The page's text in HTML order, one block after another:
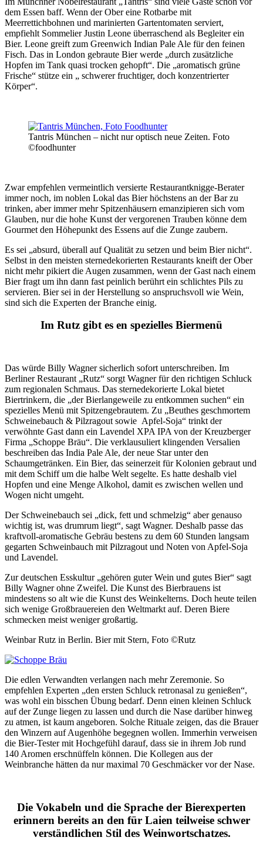
dem Essen baff. Wenn der Ober eine Rotbarbe mit
Meerrettichbohnen und marinierten Gartentomaten serviert,
empfiehlt Sommelier Justin Leone überraschend als Begleiter ein
Bier. Leone greift zum Greenwich Indian Pale Ale für den feinen
Fisch. Das in London gebraute Bier werde „durch zusätzliche
Hopfen im Tank quasi trocken gehopft“. Die „aromatisch grüne
Frische“ stütze ein „ schwerer fruchtiger, doch konzentrierter
Körper“.
Tantris München – nicht nur optisch neue Zeiten. Foto
©foodhunter
Zwar empfehlen vermeintlich versierte Restaurantknigge-Berater
immer noch, im noblen Lokal das Bier höchstens an der Bar zu
trinken, aber immer mehr Spitzenhäusern emanzipieren sich vom
Glauben, nur die hohe Kunst der vergorenen Trauben könne dem
Gourmet den Höhepunkt des Essens auf die Zunge zaubern.
Es sei „absurd, überall auf Qualität zu setzen und beim Bier nicht“.
Selbst in den meisten sternedekorierten Restaurants kneift der Ober
nicht mehr pikiert die Augen zusammen, wenn der Gast nach einem
Bier fragt um ihn dann fast peinlich berührt ein schlichtes Pils zu
servieren. Bier sei in der Herstellung so anspruchsvoll wie Wein,
sind sich die Experten der Branche einig.
Im Rutz gibt es en spezielles Biermenü
Das würde Billy Wagner sicherlich sofort unterschreiben. Im
Berliner Restaurant „Rutz“ sorgt Wagner für den richtigen Schluck
zum regionalen Schmaus. Das sternedekorierte Lokal bietet
Biertrinkern, die „der Bierlangeweile zu entkommen suchen“ ein
spezielles Menü mit Spitzengebrautem. Zu „Beuthes geschmortem
Schweinebauch & Pilzragout sowie Apfel-Soja“ trinkt der
verwöhnte Gast dann ein Lavendel XPA IPA von der Kreuzberger
Firma „Schoppe Bräu“. Die verklausuliert klingenden Versalien
beschreiben das India Pale Ale, der neue Star unter den
Schaumgetränken. Ein Bier, das seinerzeit für Kolonien gebraut und
mit dem Schiff um die halbe Welt segelte. Es hatte deshalb viel
Hopfen und eine Menge Alkohol, damit es zwischen wellen und
Wogen nicht umgeht.
Der Schweinebauch sei „dick, fett und schmelzig“ aber genauso
wichtig ist, was drumrum liegt“, sagt Wagner. Deshalb passe das
kraftvoll-aromatische Gebräu bestens zu dem 60 Stunden langsam
gegarten Schweinbauch mit Pilzragout und Noten von Apfel-Soja
und Lavendel.
Zur deutschen Esskultur „gehören guter Wein und gutes Bier“ sagt
Billy Wagner ohne Zweifel. Die Kunst des Bierbrauens ist
mindestens so alt wie die Kunst des Weinkelterns. Doch heute teilen
sich wenige Großbrauereien den Weltmarkt auf. Deren Biere
schmecken meist weniger großartig.
Weinbar Rutz in Berlin. Bier mit Stern, Foto ©Rutz
Die edlen Verwandten verlangen nach mehr Zeremonie. So
empfehlen Experten „den ersten Schluck retronasal zu genießen“,
was wohl ein bisschen Übung bedarf. Denn einen kleinen Schluck
auf der Zunge liegen zu lassen und durch die Nase darüber hinweg
zu atmen, ist kaum angeboren. Solche Rituale zeigen, das die Brauer
den Winzern auf Augenhöhe begegnen wollen. Immerhin verweisen
die Bier-Tester mit Hochgefühl darauf, dass sie in ihrem Job rund
140 Aromen erschnüffeln können. Die Kollegen aus der
Weinbranche hätten da nur maximal 70 Geschmäcker vor der Nase.
Die Vokabeln und die Sprache der Bierexperten
erinnern bereits an den für Laien teilweise schwer
verständlichen Stil des Weinwortschatzes.